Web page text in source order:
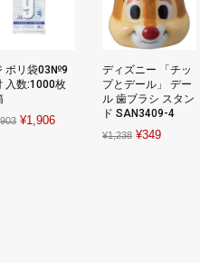
ポリ袋03№9
入数:1000枚
Original
¥1,906Current
ディズニー 「チッ
プとデール」 デー
ル 歯ブラシ スタン
ド SAN3409-4
¥1,238 Original
¥349Current